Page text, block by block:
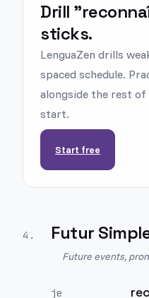
Drill
sticks.
LenguaZen drills
spaced schedule.
alongside the rest
start.
Start free
4 . Futur
Future events,
je